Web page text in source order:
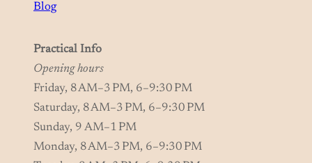
Blog
Practical Info
Opening hours
Friday, 8 AM–3 PM, 6–9:30 PM
Saturday, 8 AM–3 PM, 6–9:30 PM
Sunday, 9 AM–1 PM
Monday, 8 AM–3 PM, 6–9:30 PM